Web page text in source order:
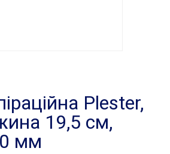
Plester,
19,5 см,
мм